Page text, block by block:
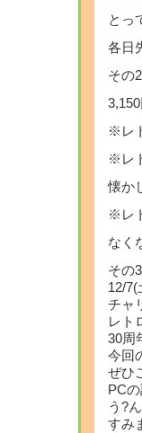
とっ
各日
その
※レ
※レ
懐か
※レ
なく
その
12/7(
チャ
レト
30周
今回
ぜひ
PC
う?
すみ